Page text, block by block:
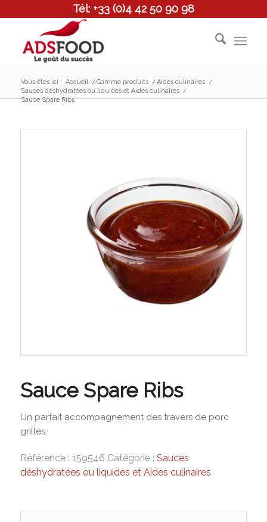
Tél: +33 (0)4 42 50 90 98
Vous êtes ici : Accueil / Gamme produits / Aides culinaires /
Sauces déshydratées ou liquides et Aides culinaires /
Sauce Spare Ribs
Sauce Spare Ribs
Un parfait accompagnement des travers de porc
grillés.
Référence : 159546 Catégorie : Sauces
déshydratées ou liquides et Aides culinaires